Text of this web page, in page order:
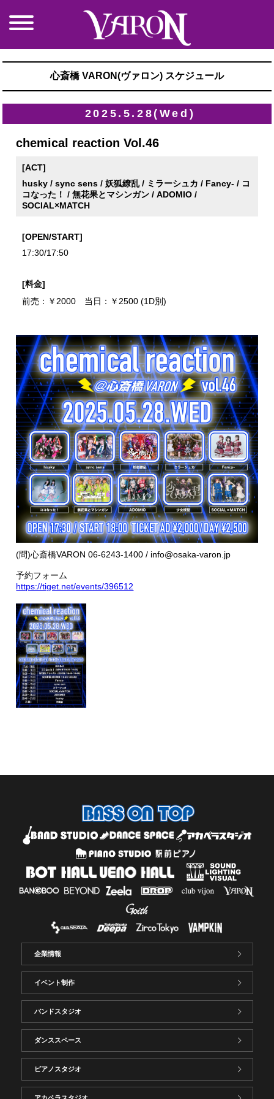
心斎橋 VARON(ヴァロン) スケジュール
2025.5.28(Wed)
chemical reaction Vol.46
[ACT]
husky / sync sens / 妖狐繚乱 / ミラーシュカ / Fancy- / コ
コなった！ / 無花果とマシンガン / ADOMIO /
SOCIAL×MATCH
[OPEN/START]
17:30/17:50
[料金]
前売：￥2000 当日：￥2500 (1D別)
(問)心斎橋VARON 06-6243-1400 / info@osaka-varon.jp
予約フォーム
https://tiget.net/events/396512
企業情報
イベント制作
バンドスタジオ
ダンススペース
ピアノスタジオ